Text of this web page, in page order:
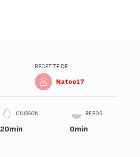
RECETTE DE
Natoo17
CUISSON
20min
REPOS
0min